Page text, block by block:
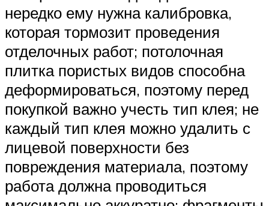
нередко ему нужна калибровка,
которая тормозит проведения
отделочных работ; потолочная
плитка пористых видов способна
деформироваться, поэтому перед
покупкой важно учесть тип клея; не
каждый тип клея можно удалить с
лицевой поверхности без
повреждения материала, поэтому
работа должна проводиться